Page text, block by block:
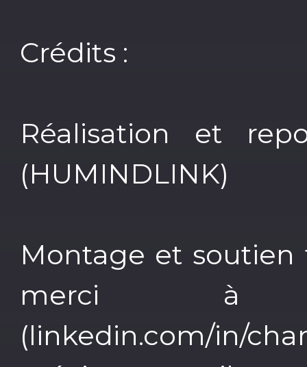
Crédits :
Réalisation et
(HUMINDLINK)
Montage et
merci à
(linkedin.com/in/